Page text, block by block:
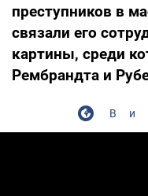
преступников в
связали его
картины, среди
Рембрандта и